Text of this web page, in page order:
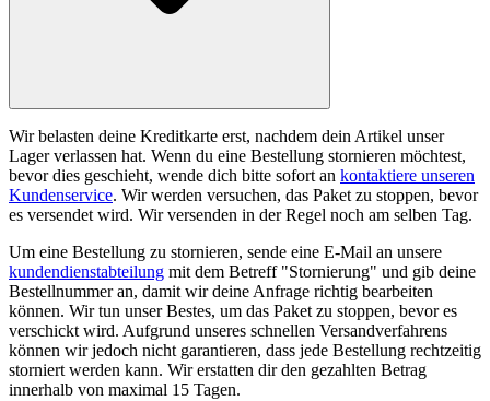
Wir belasten deine Kreditkarte erst, nachdem dein Artikel unser
Lager verlassen hat. Wenn du eine Bestellung stornieren möchtest,
bevor dies geschieht, wende dich bitte sofort an kontaktiere unseren
Kundenservice. Wir werden versuchen, das Paket zu stoppen, bevor
es versendet wird. Wir versenden in der Regel noch am selben Tag.
Um eine Bestellung zu stornieren, sende eine E-Mail an unsere
kundendienstabteilung mit dem Betreff "Stornierung" und gib deine
Bestellnummer an, damit wir deine Anfrage richtig bearbeiten
können. Wir tun unser Bestes, um das Paket zu stoppen, bevor es
verschickt wird. Aufgrund unseres schnellen Versandverfahrens
können wir jedoch nicht garantieren, dass jede Bestellung rechtzeitig
storniert werden kann. Wir erstatten dir den gezahlten Betrag
innerhalb von maximal 15 Tagen.